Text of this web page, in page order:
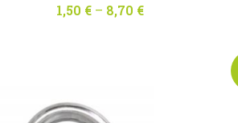
1,50 € – 8,70 €